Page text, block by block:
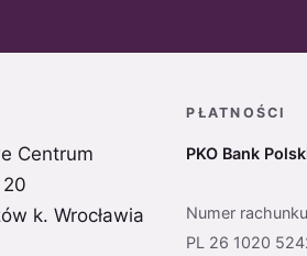
Centrum
k. Wrocławia
PŁATNOŚCI
PKO Bank
Numer
PL 26 1020